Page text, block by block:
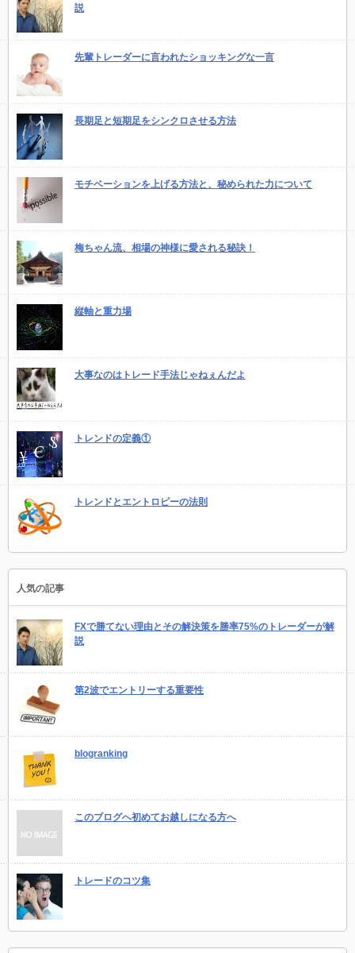
説
先輩トレーダーに言われたショッキングな一言
長期足と短期足をシンクロさせる方法
モチベーションを上げる方法と、秘められた力について
梅ちゃん流、相場の神様に愛される秘訣！
縦軸と重力場
大事なのはトレード手法じゃねぇんだよ
トレンドの定義①
トレンドとエントロピーの法則
人気の記事
FXで勝てない理由とその解決策を勝率75%のトレーダーが解
説
第2波でエントリーする重要性
blogranking
このブログへ初めてお越しになる方へ
トレードのコツ集